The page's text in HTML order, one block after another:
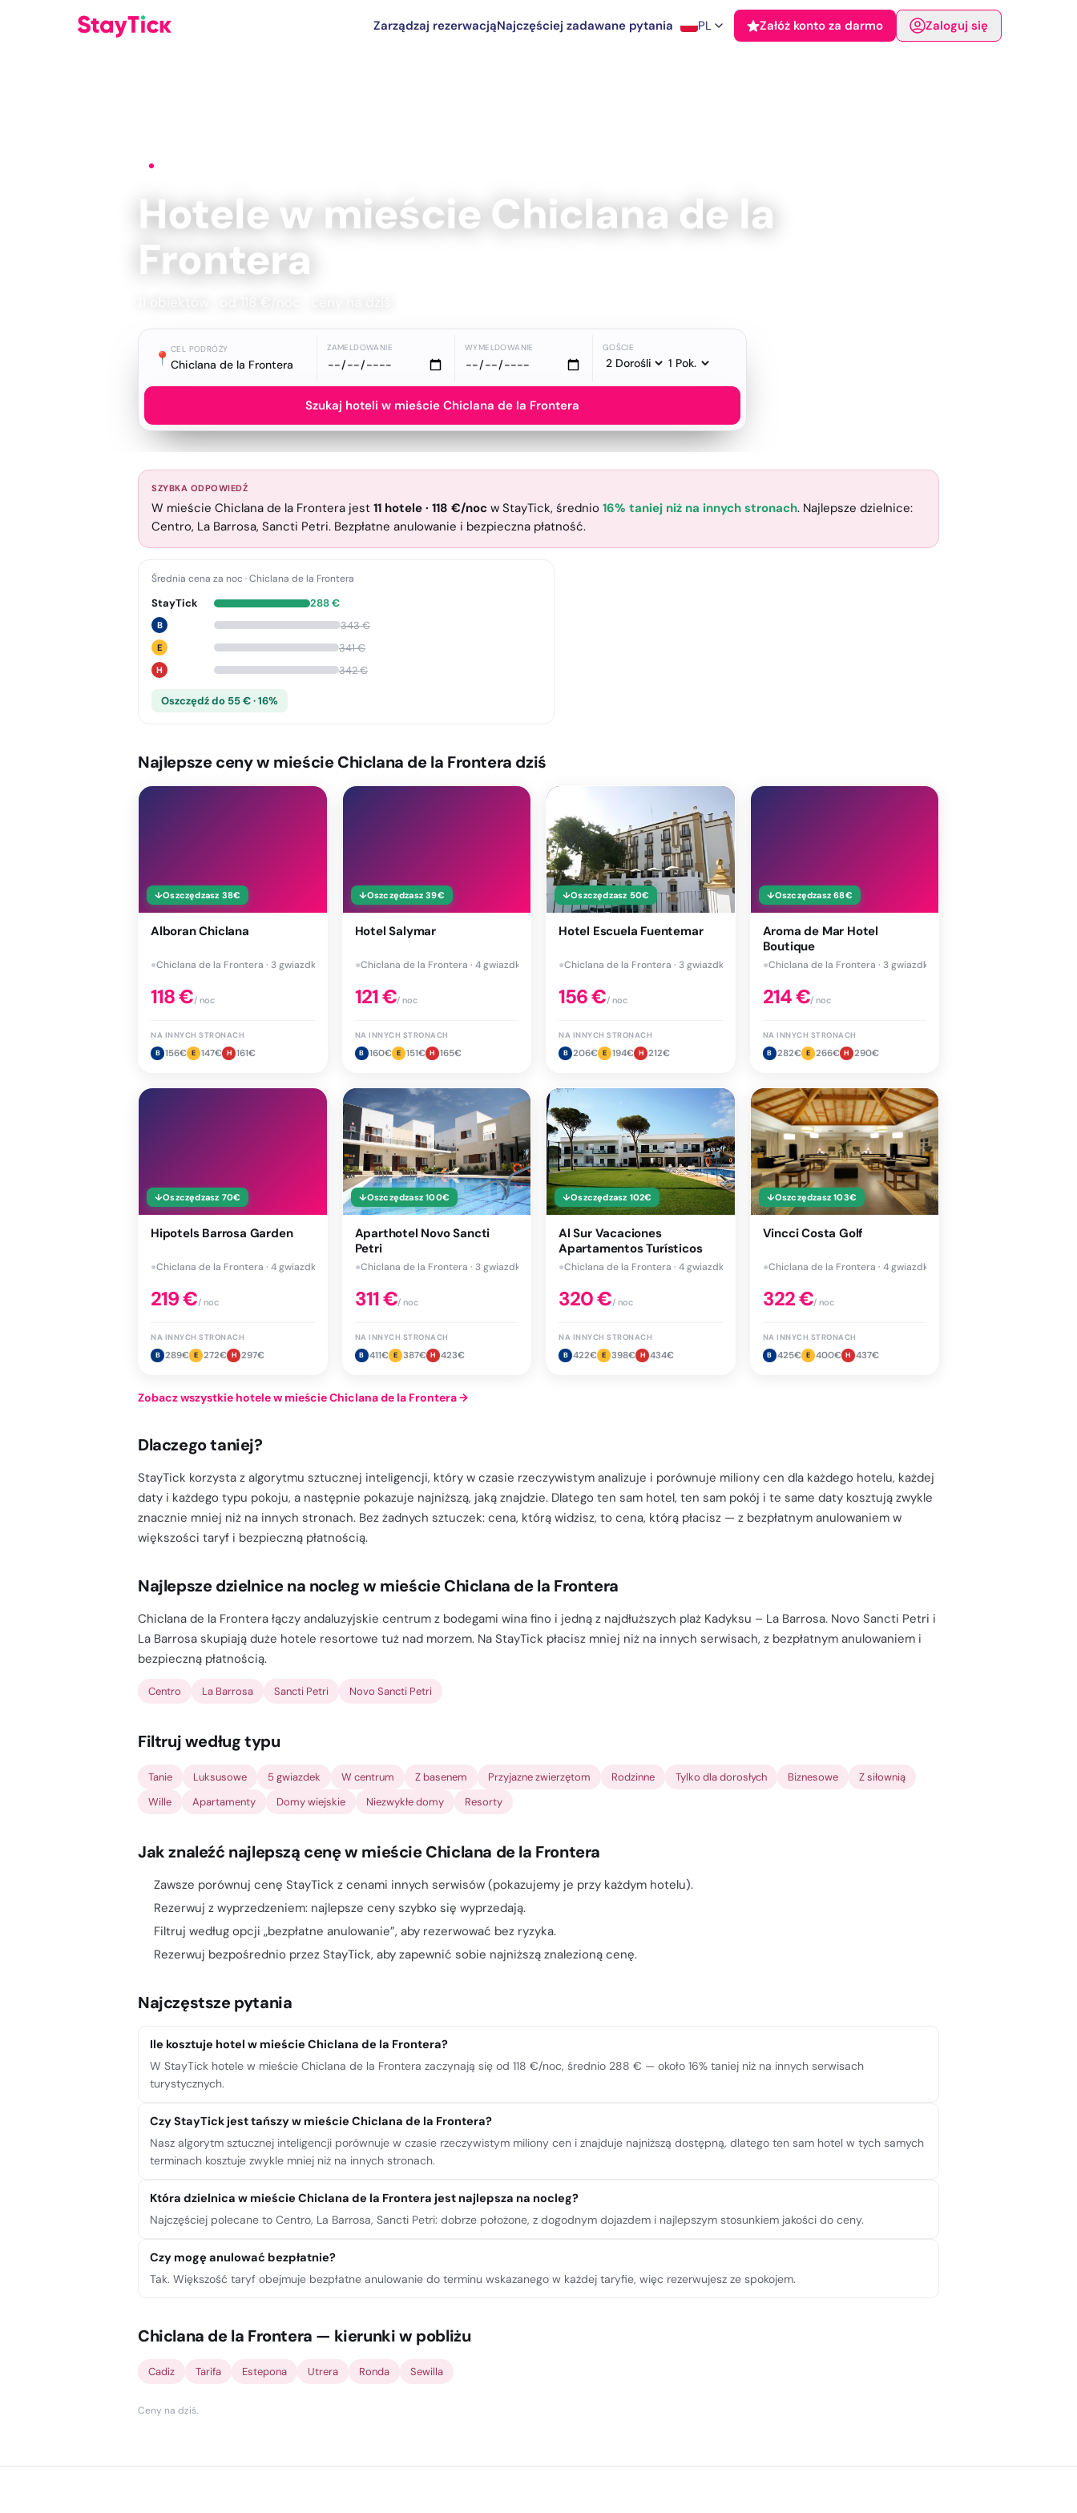
Zarządzaj rezerwacjąNajczęściej zadawane pytania PL Załóż konto za darmo Zaloguj się
Hotele w mieście Chiclana de la
Frontera
📍 CEL PODRÓŻY
Chiclana de la Frontera
ZAMELDOWANIE WYMELDOWANIE GOŚCIE
Szukaj hoteli w mieście Chiclana de la Frontera
SZYBKA ODPOWIEDŹ
W mieście Chiclana de la Frontera jest 11 hotele · 118 €/noc w StayTick, średnio 16% taniej niż na innych stronach. Najlepsze dzielnice:
Centro, La Barrosa, Sancti Petri. Bezpłatne anulowanie i bezpieczna płatność.
Średnia cena za noc ·Chiclana de la Frontera
StayTick 288€
B 343€
E 341€
H 342€
Oszczędź do 55 € · 16%
Najlepsze ceny w mieście Chiclana de la Frontera dziś
↓Oszczędzasz 38€
Alboran Chiclana
●Chiclana de la Frontera · 3 gwiazdki
118€/ noc
NA INNYCH STRONACH
B 156€ E 147€ H 161€
↓Oszczędzasz 39€
Hotel Salymar
●Chiclana de la Frontera · 4 gwiazdki
121€/ noc
NA INNYCH STRONACH
B 160€ E 151€ H 165€
↓Oszczędzasz 50€
Hotel Escuela Fuentemar
●Chiclana de la Frontera · 3 gwiazdki
156€/ noc
NA INNYCH STRONACH
B 206€ E 194€ H 212€
↓Oszczędzasz 68€
Aroma de Mar Hotel
Boutique
●Chiclana de la Frontera · 3 gwiazdki
214€/ noc
NA INNYCH STRONACH
B 282€ E 266€ H 290€
↓Oszczędzasz 70€
Hipotels Barrosa Garden
●Chiclana de la Frontera · 4 gwiazdki
219€/ noc
NA INNYCH STRONACH
B 289€ E 272€ H 297€
↓Oszczędzasz 100€
Aparthotel Novo Sancti
Petri
●Chiclana de la Frontera · 3 gwiazdki
311€/ noc
NA INNYCH STRONACH
B 411€ E 387€ H 423€
↓Oszczędzasz 102€
Al Sur Vacaciones
Apartamentos Turísticos
●Chiclana de la Frontera · 4 gwiazdki
320€/ noc
NA INNYCH STRONACH
B 422€ E 398€ H 434€
↓Oszczędzasz 103€
Vincci Costa Golf
●Chiclana de la Frontera · 4 gwiazdki
322€/ noc
NA INNYCH STRONACH
B 425€ E 400€ H 437€
Zobacz wszystkie hotele w mieście Chiclana de la Frontera→
Dlaczego taniej?
StayTick korzysta z algorytmu sztucznej inteligencji, który w czasie rzeczywistym analizuje i porównuje miliony cen dla każdego hotelu, każdej
daty i każdego typu pokoju, a następnie pokazuje najniższą, jaką znajdzie. Dlatego ten sam hotel, ten sam pokój i te same daty kosztują zwykle
znacznie mniej niż na innych stronach. Bez żadnych sztuczek: cena, którą widzisz, to cena, którą płacisz — z bezpłatnym anulowaniem w
większości taryf i bezpieczną płatnością.
Najlepsze dzielnice na nocleg w mieście Chiclana de la Frontera
Chiclana de la Frontera łączy andaluzyjskie centrum z bodegami wina fino i jedną z najdłuższych plaż Kadyksu – La Barrosa. Novo Sancti Petri i
La Barrosa skupiają duże hotele resortowe tuż nad morzem. Na StayTick płacisz mniej niż na innych serwisach, z bezpłatnym anulowaniem i
bezpieczną płatnością.
Centro La Barrosa Sancti Petri Novo Sancti Petri
Filtruj według typu
Tanie Luksusowe 5 gwiazdek W centrum Z basenem Przyjazne zwierzętom Rodzinne Tylko dla dorosłych Biznesowe
Z siłownią
Wille
Apartamenty Domy wiejskie Niezwykłe domy Resorty
Jak znaleźć najlepszą cenę w mieście Chiclana de la Frontera
Zawsze porównuj cenę StayTick z cenami innych serwisów (pokazujemy je przy każdym hotelu).
Rezerwuj z wyprzedzeniem: najlepsze ceny szybko się wyprzedają.
Filtruj według opcji „bezpłatne anulowanie”, aby rezerwować bez ryzyka.
Rezerwuj bezpośrednio przez StayTick, aby zapewnić sobie najniższą znalezioną cenę.
Najczęstsze pytania
Ile kosztuje hotel w mieście Chiclana de la Frontera?
W StayTick hotele w mieście Chiclana de la Frontera zaczynają się od 118 €/noc, średnio 288 € — około 16% taniej niż na innych serwisach
turystycznych.
Czy StayTick jest tańszy w mieście Chiclana de la Frontera?
Nasz algorytm sztucznej inteligencji porównuje w czasie rzeczywistym miliony cen i znajduje najniższą dostępną, dlatego ten sam hotel w tych samych
terminach kosztuje zwykle mniej niż na innych stronach.
Która dzielnica w mieście Chiclana de la Frontera jest najlepsza na nocleg?
Najczęściej polecane to Centro, La Barrosa, Sancti Petri: dobrze położone, z dogodnym dojazdem i najlepszym stosunkiem jakości do ceny.
Czy mogę anulować bezpłatnie?
Tak. Większość taryf obejmuje bezpłatne anulowanie do terminu wskazanego w każdej taryfie, więc rezerwujesz ze spokojem.
Chiclana de la Frontera — kierunki w pobliżu
Cadiz Tarifa Estepona Utrera Ronda Sewilla
Ceny na dziś.